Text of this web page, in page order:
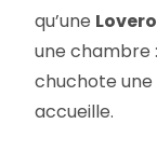
qu’une
une chambre
chuchote une
accueille.